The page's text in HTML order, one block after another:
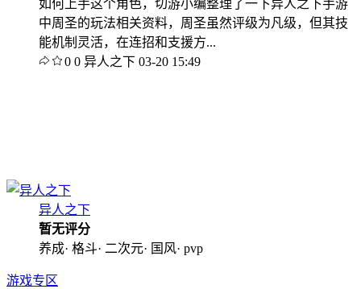
如何上手这个角色，切游小编整理了一下异人之下手游
中周圣的玩法相关资料，周圣虽然评级为凡级，但其技
能机制灵活，在连招和支援方...
0 0 异人之下 03-20 15:49
异人之下
暂无评分
养成· 格斗· 二次元· 国风· pvp
游戏专区